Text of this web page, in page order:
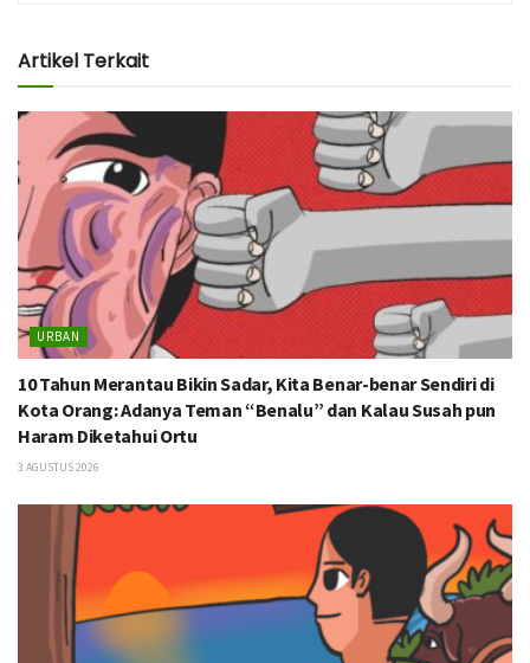
Artikel Terkait
URBAN
10 Tahun Merantau Bikin Sadar, Kita Benar-benar Sendiri di
Kota Orang: Adanya Teman “Benalu” dan Kalau Susah pun
Haram Diketahui Ortu
3 AGUSTUS 2026